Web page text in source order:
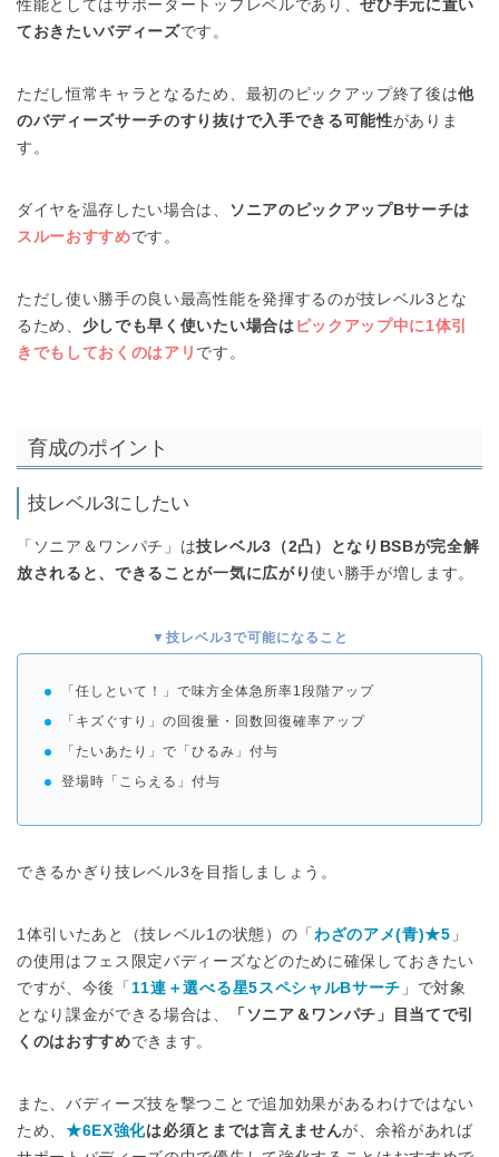
性能としてはサポータートップレベルであり、ぜひ手元に置い
ておきたいバディーズです。
ただし恒常キャラとなるため、最初のピックアップ終了後は他
のバディーズサーチのすり抜けで入手できる可能性がありま
す。
ダイヤを温存したい場合は、
ソニアのピックアップBサーチは
スルーおすすめです。
ただし使い勝手の良い最高性能を発揮するのが技レベル3とな
るため、 少しでも早く使いたい場合は ピックアップ中に1体引
きでもしておくのはアリ です。
育成のポイント
技レベル3にしたい
「ソニア＆ワンパチ」は技レベル3（2凸）となりBSBが完全解
放されると、できることが一気に広がり使い勝手が増します。
▼技レベル3で可能になること
「任しといて！」で味方全体急所率1段階アップ
「キズぐすり」の回復量・回数回復確率アップ
「たいあたり」で「ひるみ」付与
登場時「こらえる」付与
できるかぎり技レベル3を目指しましょう。
1体引いたあと（技レベル1の状態）の「 わざのアメ(青)★5 」
の使用はフェス限定バディーズなどのために確保しておきたい
ですが、今後「 11連＋選べる星5スペシャルBサーチ 」で対象
となり課金ができる場合は、
「ソニア＆ワンパチ」目当てで引
くのはおすすめできます。
また、バディーズ技を撃つことで追加効果があるわけではない
ため、★6EX強化は必須とまでは言えませんが、余裕があれば